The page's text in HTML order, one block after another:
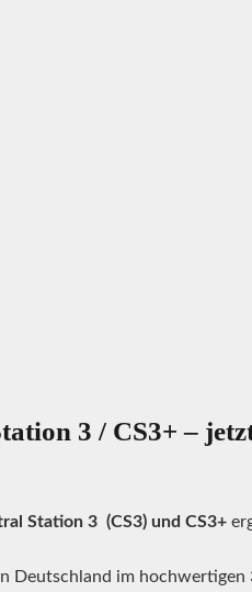
3 / CS3+ –
Station 3 (CS3) und CS3+
Deutschland im